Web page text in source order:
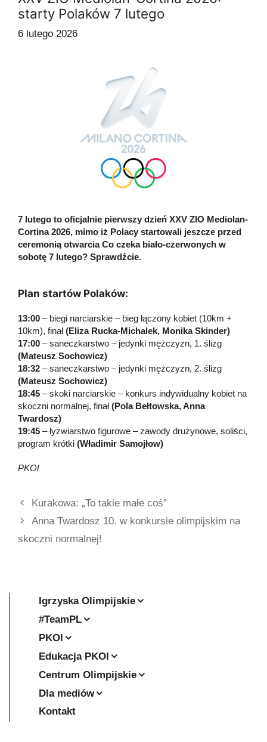
starty Polaków 7 lutego
6 lutego 2026
7 lutego to oficjalnie pierwszy dzień XXV ZIO Mediolan-
Cortina 2026, mimo iż Polacy startowali jeszcze przed
ceremonią otwarcia Co czeka biało-czerwonych w
sobotę 7 lutego? Sprawdźcie.
Plan startów Polaków:
13:00 – biegi narciarskie – bieg łączony kobiet (10km +
10km), finał(Eliza Rucka-Michalek, Monika Skinder)
17:00 – saneczkarstwo – jedynki mężczyzn, 1. ślizg
(Mateusz Sochowicz)
18:32 – saneczkarstwo – jedynki mężczyzn, 2. ślizg
(Mateusz Sochowicz)
18:45 – skoki narciarskie – konkurs indywidualny kobiet na
skoczni normalnej, finał(Pola Bełtowska, Anna
Twardosz)
19:45 – łyżwiarstwo figurowe – zawody drużynowe, soliści,
program krótki (Władimir Samojłow)
PKOl
Kurakowa: „To takie małe coś”
Anna Twardosz 10. w konkursie olimpijskim na
skoczni normalnej!
Igrzyska Olimpijskie
#TeamPL
PKOl
Edukacja PKOl
Centrum Olimpijskie
Dla mediów
Kontakt